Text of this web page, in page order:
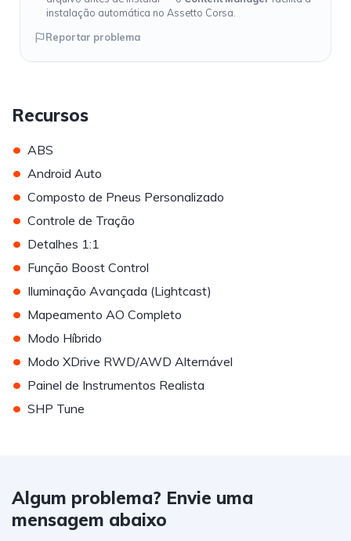
instalação automática no Assetto Corsa.
Reportar problema
Recursos
• ABS
• Android Auto
• Composto de Pneus Personalizado
• Controle de Tração
• Detalhes 1:1
• Função Boost Control
• Iluminação Avançada (Lightcast)
• Mapeamento AO Completo
• Modo Híbrido
• Modo XDrive RWD/AWD Alternável
• Painel de Instrumentos Realista
• SHP Tune
Algum problema? Envie uma
mensagem abaixo